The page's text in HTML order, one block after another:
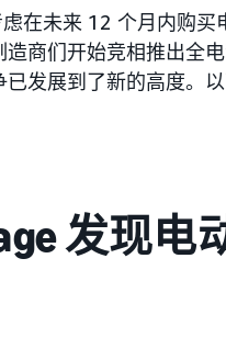
在未来 12 个月内购买
商们开始竞相推出全
发展到了新的高度。
发现电